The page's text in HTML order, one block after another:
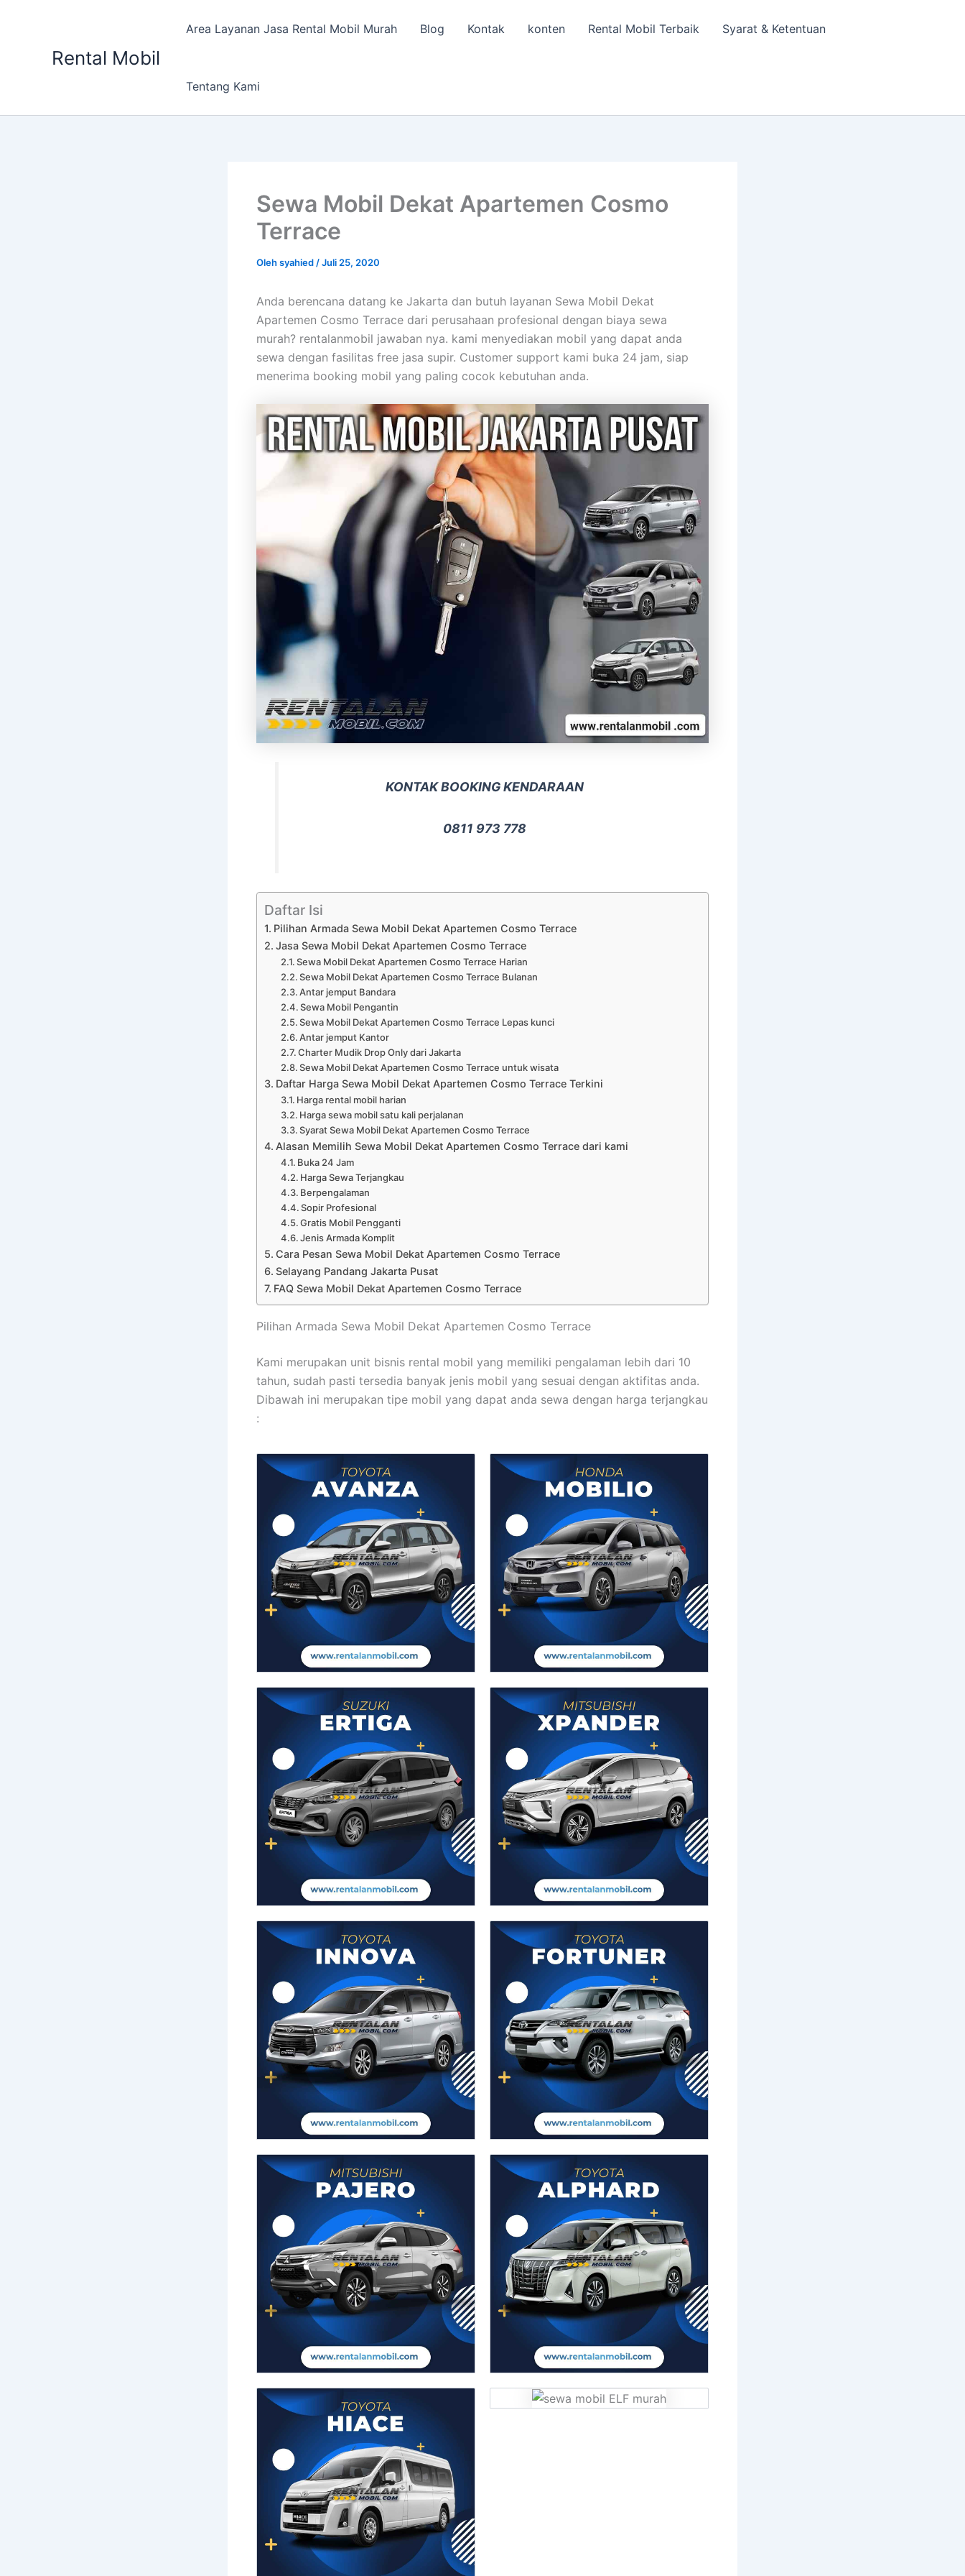
Rental Mobil
Area Layanan Jasa Rental Mobil Murah Blog Kontak konten Rental Mobil Terbaik Syarat & Ketentuan
Tentang Kami
Sewa Mobil Dekat Apartemen Cosmo
Terrace
Olehsyahied /Juli 25, 2020
Anda berencana datang ke Jakarta dan butuh layanan Sewa Mobil Dekat
Apartemen Cosmo Terrace dari perusahaan profesional dengan biaya sewa
murah? rentalanmobil jawaban nya. kami menyediakan mobil yang dapat anda
sewa dengan fasilitas free jasa supir. Customer support kami buka 24 jam, siap
menerima booking mobil yang paling cocok kebutuhan anda.
KONTAK BOOKING KENDARAAN
0811 973 778
Daftar Isi
Pilihan Armada Sewa Mobil Dekat Apartemen Cosmo Terrace
Jasa Sewa Mobil Dekat Apartemen Cosmo Terrace
Sewa Mobil Dekat Apartemen Cosmo Terrace Harian
Sewa Mobil Dekat Apartemen Cosmo Terrace Bulanan
Antar jemput Bandara
Sewa Mobil Pengantin
Sewa Mobil Dekat Apartemen Cosmo Terrace Lepas kunci
Antar jemput Kantor
Charter Mudik Drop Only dari Jakarta
Sewa Mobil Dekat Apartemen Cosmo Terrace untuk wisata
Daftar Harga Sewa Mobil Dekat Apartemen Cosmo Terrace Terkini
Harga rental mobil harian
Harga sewa mobil satu kali perjalanan
Syarat Sewa Mobil Dekat Apartemen Cosmo Terrace
Alasan Memilih Sewa Mobil Dekat Apartemen Cosmo Terrace dari kami
Buka 24 Jam
Harga Sewa Terjangkau
Berpengalaman
Sopir Profesional
Gratis Mobil Pengganti
Jenis Armada Komplit
Cara Pesan Sewa Mobil Dekat Apartemen Cosmo Terrace
Selayang Pandang Jakarta Pusat
FAQ Sewa Mobil Dekat Apartemen Cosmo Terrace
Pilihan Armada Sewa Mobil Dekat Apartemen Cosmo Terrace
Kami merupakan unit bisnis rental mobil yang memiliki pengalaman lebih dari 10
tahun, sudah pasti tersedia banyak jenis mobil yang sesuai dengan aktifitas anda.
Dibawah ini merupakan tipe mobil yang dapat anda sewa dengan harga terjangkau
: